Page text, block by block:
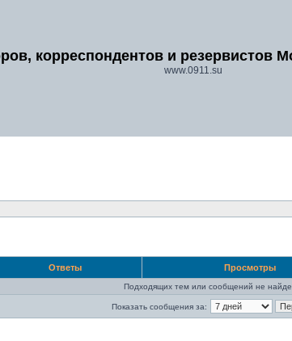
корреспондентов и резервистов
www.0911.su
Ответы Просмотры
Подходящих тем или сообщений не
Показать сообщения за: